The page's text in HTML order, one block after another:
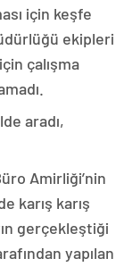
için keşfe
ekipleri
çalışma
aradı,
Amirliği’nin
karış karış
gerçekleştiği
yapılan